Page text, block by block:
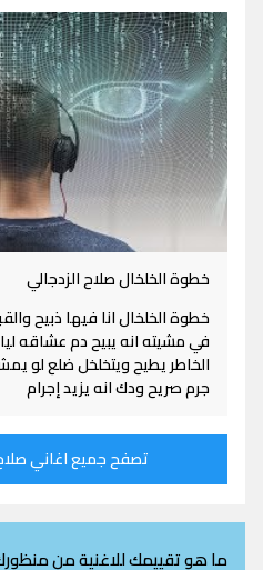
خطوة الخلخال صلاح الزدجالي
خطوة الخلخال انا فيها ذبيح
في مشيته انه يبيح دم عشاقه
الخاطر يطيح ويتخلخل ضلع لو
جرم صريح ودك انه يزيد إجرام
تصفح جميع اغاني صلاح
ما هو تقييمك للاغنية من